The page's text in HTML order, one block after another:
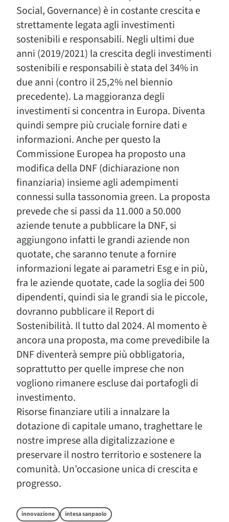
Social, Governance) è in costante crescita e
strettamente legata agli investimenti
sostenibili e responsabili. Negli ultimi due
anni (2019/2021) la crescita degli investimenti
sostenibili e responsabili è stata del 34% in
due anni (contro il 25,2% nel biennio
precedente). La maggioranza degli
investimenti si concentra in Europa. Diventa
quindi sempre più cruciale fornire dati e
informazioni. Anche per questo la
Commissione Europea ha proposto una
modifica della DNF (dichiarazione non
finanziaria) insieme agli adempimenti
connessi sulla tassonomia green. La proposta
prevede che si passi da 11.000 a 50.000
aziende tenute a pubblicare la DNF, si
aggiungono infatti le grandi aziende non
quotate, che saranno tenute a fornire
informazioni legate ai parametri Esg e in più,
fra le aziende quotate, cade la soglia dei 500
dipendenti, quindi sia le grandi sia le piccole,
dovranno pubblicare il Report di
Sostenibilità. Il tutto dal 2024. Al momento è
ancora una proposta, ma come prevedibile la
DNF diventerà sempre più obbligatoria,
soprattutto per quelle imprese che non
vogliono rimanere escluse dai portafogli di
investimento.
Risorse finanziare utili a innalzare la
dotazione di capitale umano, traghettare le
nostre imprese alla digitalizzazione e
preservare il nostro territorio e sostenere la
comunità. Un’occasione unica di crescita e
progresso.
innovazione intesa sanpaolo